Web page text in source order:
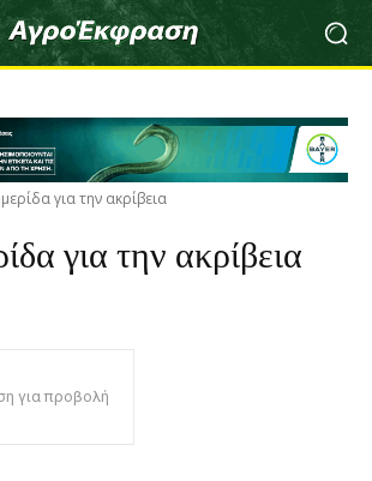
για την ακρίβεια
για την ακρίβεια
για προβολή